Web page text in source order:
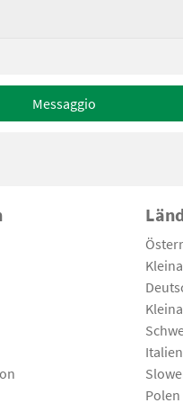
Messaggio
Italien
Polen